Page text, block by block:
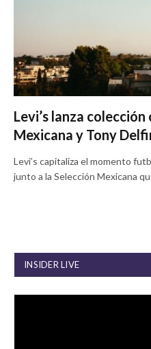
Levi’s lanza colección
Mexicana y Tony
Levi’s capitaliza el momento
junto a la Selección Mexicana
INSIDER LIVE